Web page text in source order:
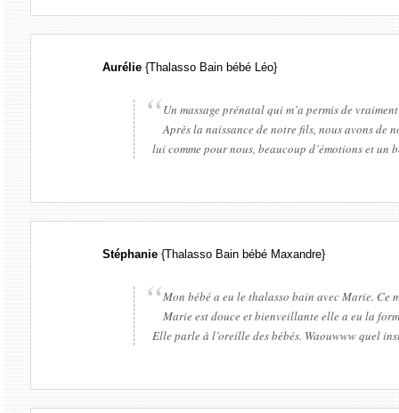
Aurélie {Thalasso Bain bébé Léo}
Un massage prénatal qui m’a permis de
Après la naissance de notre fils, nous avons de
lui comme pour nous, beaucoup d’émotions et
Stéphanie {Thalasso Bain bébé Maxandre}
Mon bébé a eu le thalasso bain avec Marie. Ce
Marie est douce et bienveillante elle a eu la
Elle parle à l’oreille des bébés. Waouwww quel